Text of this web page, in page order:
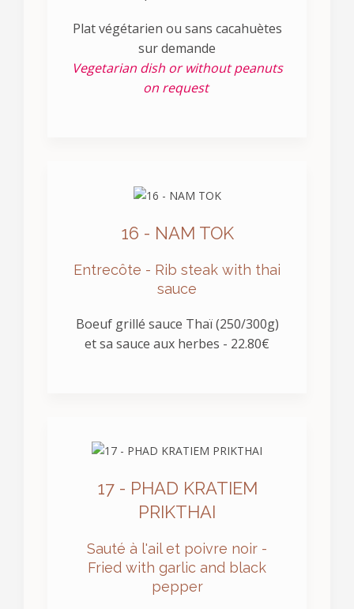
Plat végétarien ou sans cacahuètes
sur demande
Vegetarian dish or without peanuts
on request
16 - NAM TOK
Entrecôte - Rib steak with thai
sauce
Boeuf grillé sauce Thaï (250/300g)
et sa sauce aux herbes - 22.80€
17 - PHAD KRATIEM
PRIKTHAI
Sauté à l'ail et poivre noir -
Fried with garlic and black
pepper